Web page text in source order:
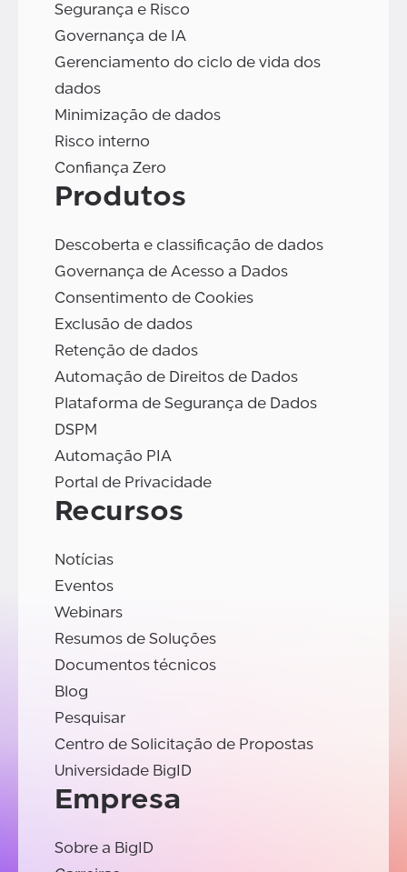
Segurança e Risco
Governança de IA
Gerenciamento do ciclo de vida dos
dados
Minimização de dados
Risco interno
Confiança Zero
Produtos
Descoberta e classificação de dados
Governança de Acesso a Dados
Consentimento de Cookies
Exclusão de dados
Retenção de dados
Automação de Direitos de Dados
Plataforma de Segurança de Dados
DSPM
Automação PIA
Portal de Privacidade
Recursos
Notícias
Eventos
Webinars
Resumos de Soluções
Documentos técnicos
Blog
Pesquisar
Centro de Solicitação de Propostas
Universidade BigID
Empresa
Sobre a BigID